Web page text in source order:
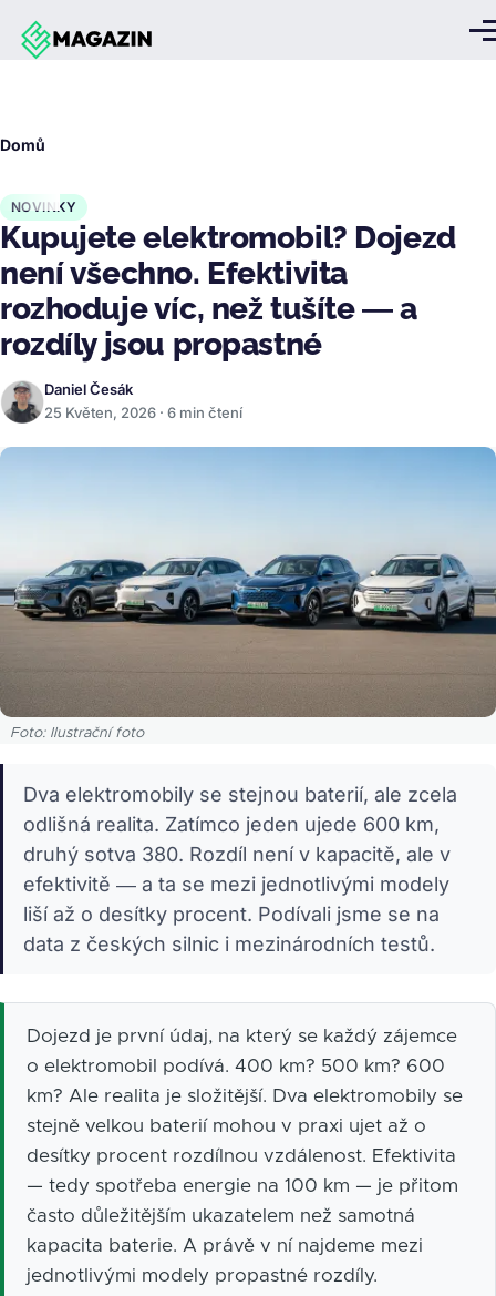
Přejít k hlavnímu obsahu
Domů
NOVINKY
Kupujete elektromobil? Dojezd
není všechno. Efektivita
rozhoduje víc, než tušíte — a
rozdíly jsou propastné
Daniel Česák
25 Květen, 2026 · 6 min čtení
Foto: Ilustrační foto
Dva elektromobily se stejnou baterií, ale zcela
odlišná realita. Zatímco jeden ujede 600 km,
druhý sotva 380. Rozdíl není v kapacitě, ale v
efektivitě — a ta se mezi jednotlivými modely
liší až o desítky procent. Podívali jsme se na
data z českých silnic i mezinárodních testů.
Dojezd je první údaj, na který se každý zájemce
o elektromobil podívá. 400 km? 500 km? 600
km? Ale realita je složitější. Dva elektromobily se
stejně velkou baterií mohou v praxi ujet až o
desítky procent rozdílnou vzdálenost. Efektivita
— tedy spotřeba energie na 100 km — je přitom
často důležitějším ukazatelem než samotná
kapacita baterie. A právě v ní najdeme mezi
jednotlivými modely propastné rozdíly.